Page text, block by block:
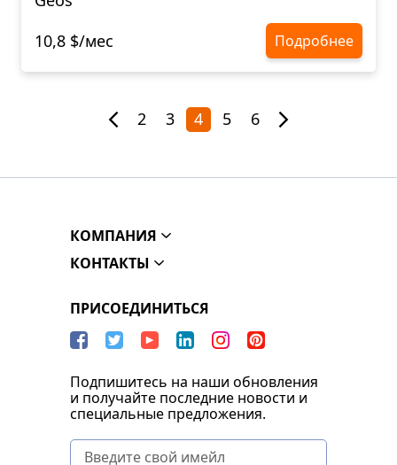
10,8 $/мес
Подробнее
2 3 4 5 6
КОМПАНИЯ
КОНТАКТЫ
ПРИСОЕДИНИТЬСЯ
Подпишитесь на наши обновления
и получайте последние новости и
специальные предложения.